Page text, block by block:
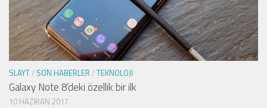
SLAYT/ SON HABERLER /TEKNOLOJI
Galaxy Note 8’deki özellik bir ilk
10 HAZIRAN 2017